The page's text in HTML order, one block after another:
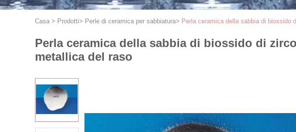
Casa > Prodotti> Perle di ceramica per sabbiatura> Perla ceramica della sabbia di biossido
Perla ceramica della sabbia di biossido di
metallica del raso